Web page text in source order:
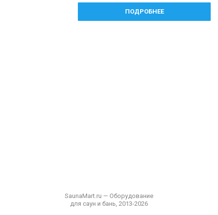
ПОДРОБНЕЕ
SaunaMart.ru — Оборудование
для саун и бань, 2013-2026